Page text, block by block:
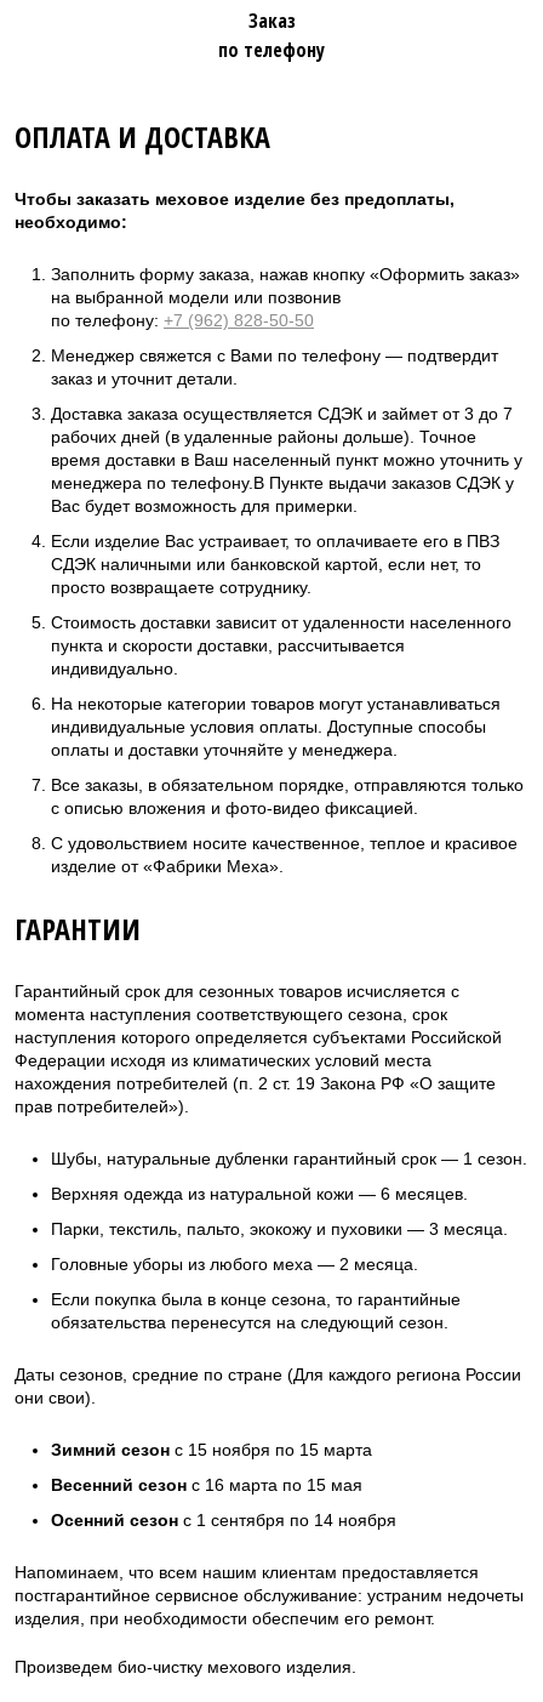
Заказ
по телефону
ОПЛАТА И ДОСТАВКА
Чтобы заказать меховое изделие без предоплаты,
необходимо:
Заполнить форму заказа, нажав кнопку «Оформить заказ»
на выбранной модели или позвонив
по телефону: +7 (962) 828-50-50
Менеджер свяжется с Вами по телефону — подтвердит
заказ и уточнит детали.
Доставка заказа осуществляется СДЭК и займет от 3 до 7
рабочих дней (в удаленные районы дольше). Точное
время доставки в Ваш населенный пункт можно уточнить у
менеджера по телефону.В Пункте выдачи заказов СДЭК у
Вас будет возможность для примерки.
Если изделие Вас устраивает, то оплачиваете его в ПВЗ
СДЭК наличными или банковской картой, если нет, то
просто возвращаете сотруднику.
Стоимость доставки зависит от удаленности населенного
пункта и скорости доставки, рассчитывается
индивидуально.
На некоторые категории товаров могут устанавливаться
индивидуальные условия оплаты. Доступные способы
оплаты и доставки уточняйте у менеджера.
Все заказы, в обязательном порядке, отправляются только
с описью вложения и фото-видео фиксацией.
С удовольствием носите качественное, теплое и красивое
изделие от «Фабрики Меха».
ГАРАНТИИ
Гарантийный срок для сезонных товаров исчисляется с
момента наступления соответствующего сезона, срок
наступления которого определяется субъектами Российской
Федерации исходя из климатических условий места
нахождения потребителей (п. 2 ст. 19 Закона РФ «О защите
прав потребителей»).
Шубы, натуральные дубленки гарантийный срок — 1 сезон.
Верхняя одежда из натуральной кожи — 6 месяцев.
Парки, текстиль, пальто, экокожу и пуховики — 3 месяца.
Головные уборы из любого меха — 2 месяца.
Если покупка была в конце сезона, то гарантийные
обязательства перенесутся на следующий сезон.
Даты сезонов, средние по стране (Для каждого региона России
они свои).
Зимний сезон с 15 ноября по 15 марта
Весенний сезон с 16 марта по 15 мая
Осенний сезон с 1 сентября по 14 ноября
Напоминаем, что всем нашим клиентам предоставляется
постгарантийное сервисное обслуживание: устраним недочеты
изделия, при необходимости обеспечим его ремонт.
Произведем био-чистку мехового изделия.